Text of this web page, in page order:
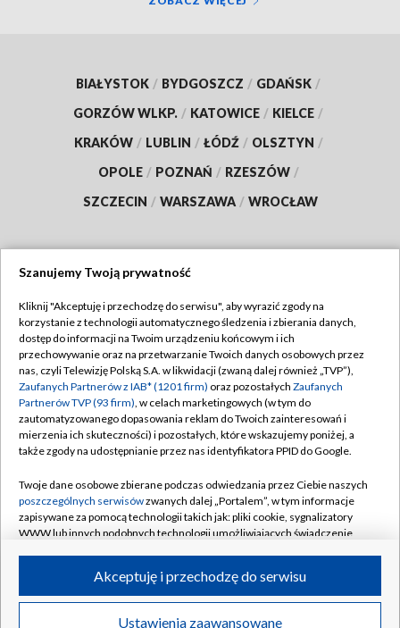
BIAŁYSTOK / BYDGOSZCZ / GDAŃSK /
GORZÓW WLKP. / KATOWICE / KIELCE /
KRAKÓW / LUBLIN / ŁÓDŹ / OLSZTYN /
OPOLE / POZNAŃ / RZESZÓW /
SZCZECIN / WARSZAWA / WROCŁAW
TVP
Abonament TVP
Emisja w TVP
Centrum informacji TVP
Naziemna Telewizja Cyfrowa
Rada Programowa
System NOS
Informacje o nadawcy
Program dla prasy
Regulamin TVP
Polityka prywatności
Moje zgody
Pomoc
Kontakt
Kanały
©2026 Telewizja Polska S.A. w likwidacji
Szanujemy Twoją prywatność
Kliknij "Akceptuję i przechodzę do serwisu", aby wyrazić zgody na
korzystanie z technologii automatycznego śledzenia i zbierania danych,
dostęp do informacji na Twoim urządzeniu końcowym i ich
przechowywanie oraz na przetwarzanie Twoich danych osobowych przez
nas, czyli Telewizję Polską S.A. w likwidacji (zwaną dalej również „TVP”),
Zaufanych Partnerów z IAB* (1201 firm) oraz pozostałych Zaufanych
Partnerów TVP (93 firm), w celach marketingowych (w tym do
zautomatyzowanego dopasowania reklam do Twoich zainteresowań i
mierzenia ich skuteczności) i pozostałych, które wskazujemy poniżej, a
także zgody na udostępnianie przez nas identyfikatora PPID do Google.
Twoje dane osobowe zbierane podczas odwiedzania przez Ciebie naszych
poszczególnych serwisówzwanych dalej „Portalem”, w tym informacje
zapisywane za pomocą technologii takich jak: pliki cookie, sygnalizatory
WWW lub innych podobnych technologii umożliwiających świadczenie
ruchu w Internecie.
Twoje dane osobowe zbierane podczas odwiedzania przez Ciebie
Ustawienia zaawansowane
Akceptuję i przechodzę do serwisu